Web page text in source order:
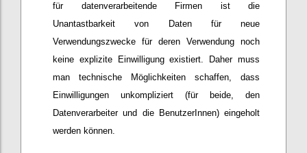
für datenverarbeitende Firmen ist die
Unantastbarkeit von Daten für neue
Verwendungszwecke für deren Verwendung noch
keine explizite Einwilligung existiert. Daher muss
man technische Möglichkeiten schaffen, dass
Einwilligungen unkompliziert (für beide, den
Datenverarbeiter und die BenutzerInnen) eingeholt
werden können.